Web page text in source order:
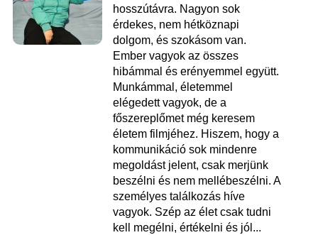
hosszútávra. Nagyon sok
érdekes, nem hétköznapi
dolgom, és szokásom van.
Ember vagyok az összes
hibámmal és erényemmel együtt.
Munkámmal, életemmel
elégedett vagyok, de a
főszereplőmet még keresem
életem filmjéhez. Hiszem, hogy a
kommunikáció sok mindenre
megoldást jelent, csak merjünk
beszélni és nem mellébeszélni. A
személyes találkozás híve
vagyok. Szép az élet csak tudni
kell megélni, értékelni és jól...